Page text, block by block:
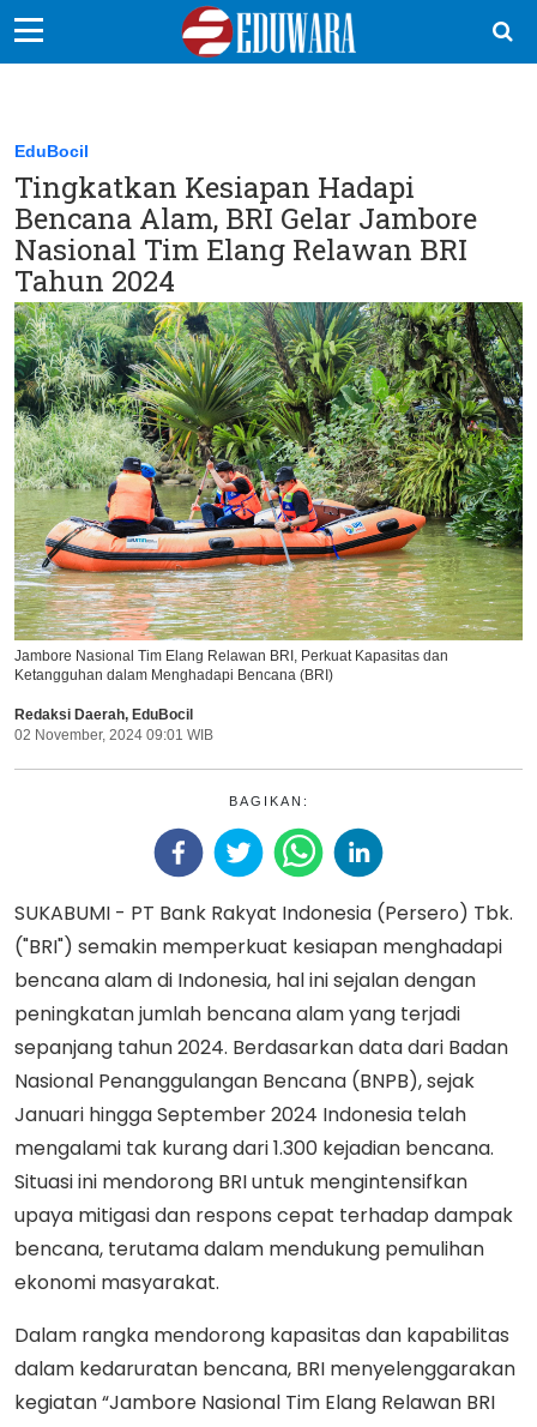
Sekolah Kita
Vokasi
Kampus
Idea
Sains
EduDana
Ikuti Kami di:
EduBocil
Tingkatkan Kesiapan Hadapi
Bencana Alam, BRI Gelar Jambore
Nasional Tim Elang Relawan BRI
Tahun 2024
Jambore Nasional Tim Elang Relawan BRI, Perkuat Kapasitas dan
Ketangguhan dalam Menghadapi Bencana (BRI)
Redaksi Daerah, EduBocil
02 November, 2024 09:01 WIB
BAGIKAN:
SUKABUMI - PT Bank Rakyat Indonesia (Persero) Tbk.
("BRI") semakin memperkuat kesiapan menghadapi
bencana alam di Indonesia, hal ini sejalan dengan
peningkatan jumlah bencana alam yang terjadi
sepanjang tahun 2024. Berdasarkan data dari Badan
Nasional Penanggulangan Bencana (BNPB), sejak
Januari hingga September 2024 Indonesia telah
mengalami tak kurang dari 1.300 kejadian bencana.
Situasi ini mendorong BRI untuk mengintensifkan
upaya mitigasi dan respons cepat terhadap dampak
bencana, terutama dalam mendukung pemulihan
ekonomi masyarakat.
Dalam rangka mendorong kapasitas dan kapabilitas
dalam kedaruratan bencana, BRI menyelenggarakan
kegiatan “Jambore Nasional Tim Elang Relawan BRI